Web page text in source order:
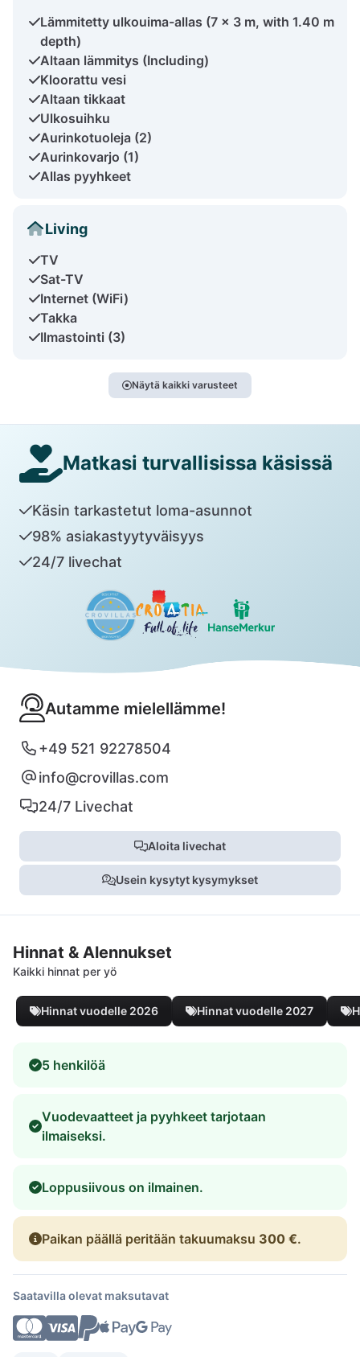
Lämmitetty ulkouima-allas (7 x 3 m, with 1.40 m
depth)
Altaan lämmitys (Including)
Kloorattu vesi
Altaan tikkaat
Ulkosuihku
Aurinkotuoleja (2)
Aurinkovarjo (1)
Allas pyyhkeet
Living
TV
Sat-TV
Internet (WiFi)
Takka
Ilmastointi (3)
Näytä kaikki varusteet
Matkasi turvallisissa käsissä
Käsin tarkastetut loma-asunnot
98% asiakastyytyväisyys
24/7 livechat
Autamme mielellämme!
+49 521 92278504
info@crovillas.com
24/7 Livechat
Aloita livechat
Usein kysytyt kysymykset
Hinnat & Alennukset
Kaikki hinnat per yö
Hinnat vuodelle 2026 Hinnat vuodelle 2027
5 henkilöä
Vuodevaatteet ja pyyhkeet tarjotaan
ilmaiseksi.
Loppusiivous on ilmainen.
Paikan päällä peritään takuumaksu 300 €.
Saatavilla olevat maksutavat